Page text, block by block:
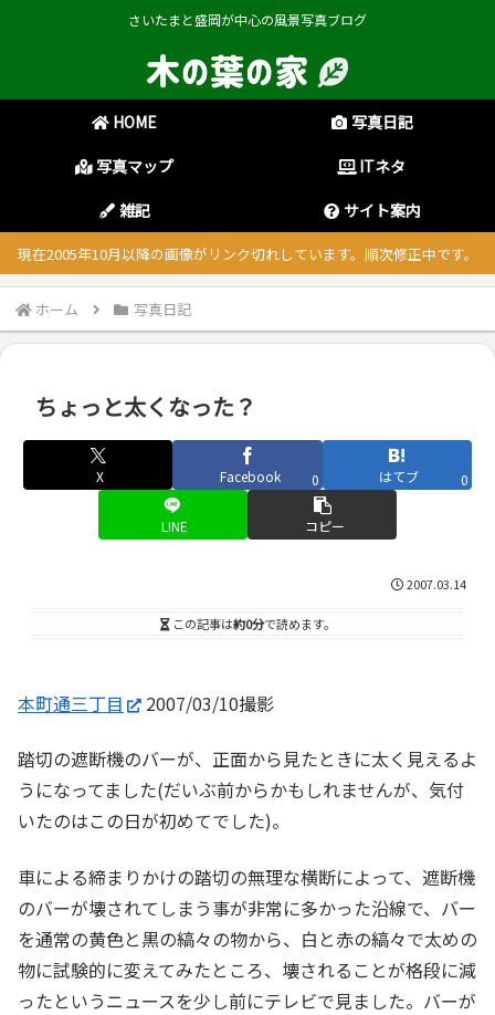
さいたまと盛岡が中心の風景写真ブログ
HOME
写真日記
写真マップ
ITネタ
雑記
サイト案内
現在2005年10月以降の画像がリンク切れしています。順次修正中です。
ホーム 写真日記
ちょっと太くなった？
X Facebook 0 はてブ 0
LINE コピー
2007.03.14
この記事は約0分で読めます。
本町通三丁目 2007/03/10撮影
踏切の遮断機のバーが、正面から見たときに太く見えるよ
うになってました(だいぶ前からかもしれませんが、気付
いたのはこの日が初めてでした)。
車による締まりかけの踏切の無理な横断によって、遮断機
のバーが壊されてしまう事が非常に多かった沿線で、バー
を通常の黄色と黒の縞々の物から、白と赤の縞々で太めの
物に試験的に変えてみたところ、壊されることが格段に減
ったというニュースを少し前にテレビで見ました。バーが